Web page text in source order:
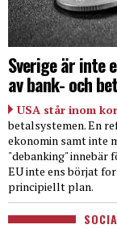
Sverige är inte
av bank- och
USA står inom
betalsystemen. En
ekonomin samt inte
"debanking" innebär
EU inte ens börjat
principiellt plan.